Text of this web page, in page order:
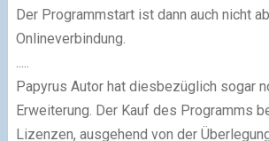
Der Programmstart ist dann auch nicht
Onlineverbindung.
.....
Papyrus Autor hat diesbezüglich sogar
Erweiterung. Der Kauf des Programms
Lizenzen, ausgehend von der